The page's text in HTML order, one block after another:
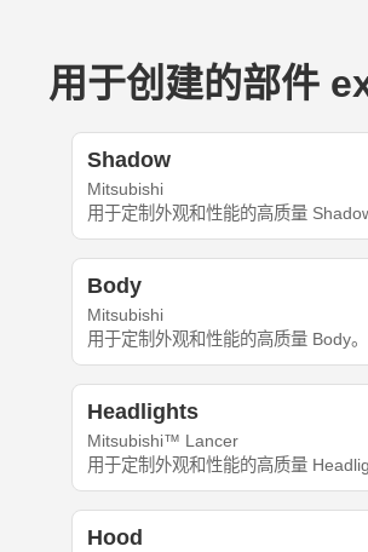
用于创建的部件
Shadow
Mitsubishi
用于定制外观和性能的高质量 Shadow
Body
Mitsubishi
用于定制外观和性能的高质量 Body。
Headlights
Mitsubishi™ Lancer
用于定制外观和性能的高质量
Hood